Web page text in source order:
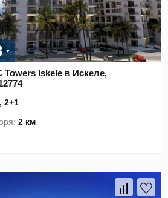
Iskele в Искеле,
2+1
2 км